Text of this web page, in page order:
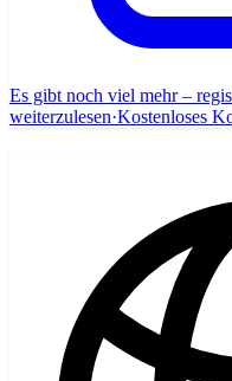
Es gibt noch viel mehr –
weiterzulesen·Kostenloses